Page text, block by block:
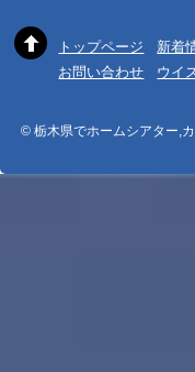
トップページ 新着
お問い合わせ
ウイ
© 栃木県でホームシアター,